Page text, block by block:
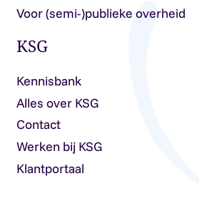
Voor (semi-)publieke overheid
KSG
Kennisbank
Alles over KSG
Contact
Werken bij KSG
Klantportaal